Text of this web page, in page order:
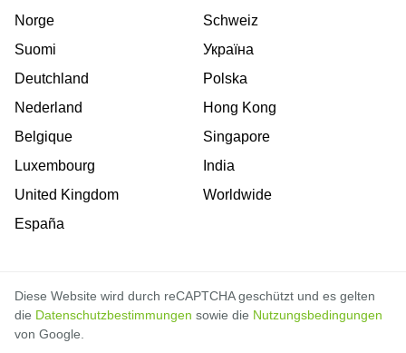
Norge
Suomi
Deutchland
Nederland
Belgique
Luxembourg
United Kingdom
España
Schweiz
Україна
Polska
Hong Kong
Singapore
India
Worldwide
Diese Website wird durch reCAPTCHA geschützt und es gelten
die Datenschutzbestimmungen sowie die Nutzungsbedingungen
von Google.